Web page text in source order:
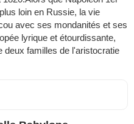
loin en Russie, la vie
avec ses mondanités et ses
lyrique et étourdissante,
deux familles de l'aristocratie